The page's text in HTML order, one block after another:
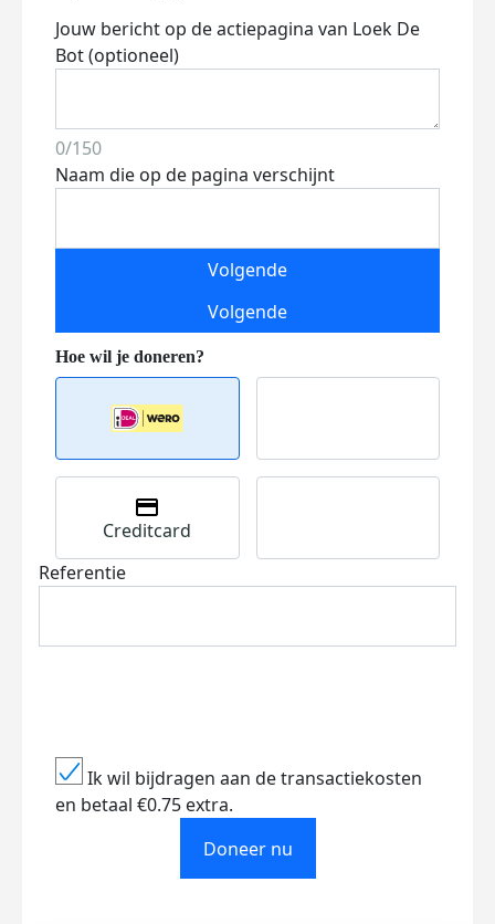
Jouw bericht op de actiepagina van Loek De
Bot (optioneel)
0/150
Naam die op de pagina verschijnt
Volgende
Volgende
Creditcard
Referentie
Ik wil bijdragen aan de transactiekosten
en betaal €0.75 extra.
Doneer nu